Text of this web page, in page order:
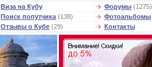
Виза на Кубу Форумы (1275)
Поиск попутчика (138) Фотоальбомы
Отзывы о Кубе (29) Контакты